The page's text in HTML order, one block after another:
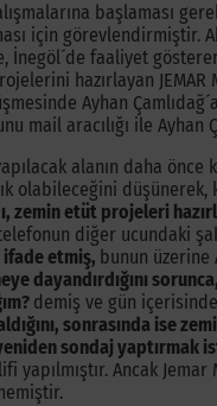
başlaması
için görevlendirmiştir.
İnegöl´de faaliyet
hazırlayan JEMAR
Ayhan
mail aracılığı ile Ayhan
alanın daha önce
olabileceğini düşünerek,
zemin etüt projeleri
diğer ucundaki
etmiş, bunun üzerine
dayandırdığını
demiş ve gün
sonrasında ise
sondaj yaptırmak
Ancak Jemar